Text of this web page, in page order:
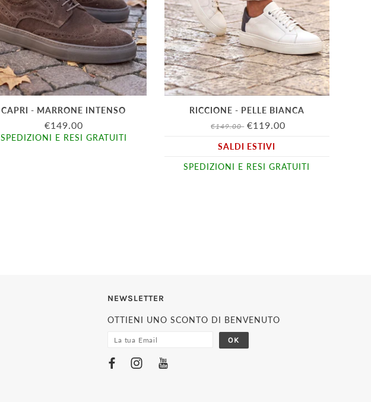
CAPRI - MARRONE INTENSO
€149.00
SPEDIZIONI E RESI GRATUITI
RICCIONE - PELLE BIANCA
€149.00 €119.00
SALDI ESTIVI
SPEDIZIONI E RESI GRATUITI
NEWSLETTER
OTTIENI UNO SCONTO DI BENVENUTO